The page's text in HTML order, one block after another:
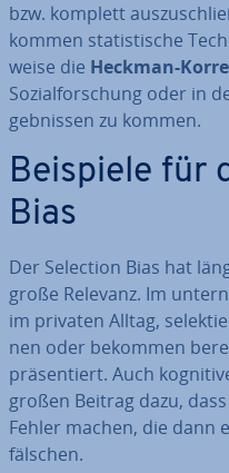
bzw. komplett
kommen sta­tis­ti­sche
wei­se die Heckman-
So­zi­al­for­schung oder in
geb­nis­sen zu kommen.
Beispiele für
Bias
Der Selection Bias hat
große Relevanz. Im
im privaten Alltag,
nen oder bekommen
prä­sen­tiert. Auch
großen Beitrag dazu,
Fehler machen, die dann
fäl­schen.